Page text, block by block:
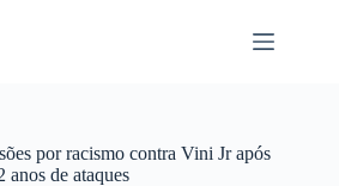
por racismo contra Vini Jr após
anos de ataques